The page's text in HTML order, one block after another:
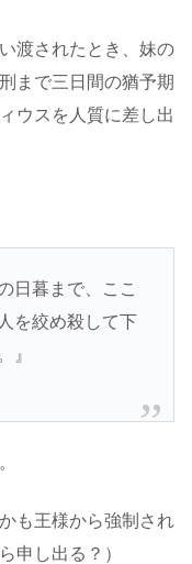
渡されたとき、妹の
まで三日間の猶予期
ウスを人質に差し出
日暮まで、ここ
を絞め殺して下
』
も王様から強制され
申し出る？）